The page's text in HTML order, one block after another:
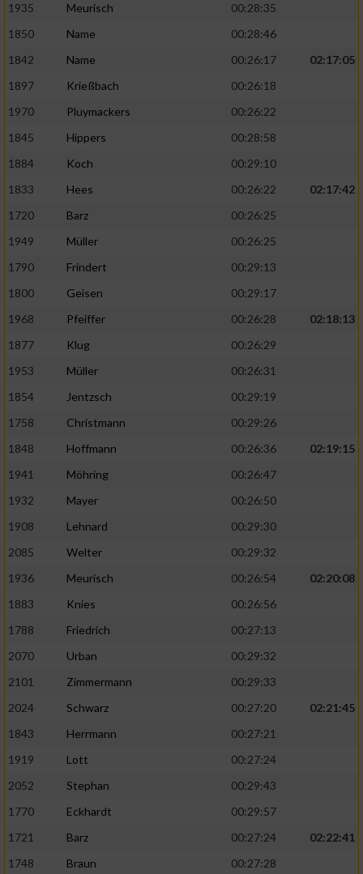
1935
Meurisch
00:28:35
1850
Name
00:28:46
1842
Name 00:26:17
02:17:05
1897
Krießbach
00:26:18
1970
Pluymackers
00:26:22
1845
Hippers
00:28:58
1884
Koch
00:29:10
1833
Hees 00:26:22
02:17:42
1720
Barz
00:26:25
1949
Müller
00:26:25
1790
Frindert
00:29:13
1800
Geisen
00:29:17
1968
Pfeiffer 00:26:28
02:18:13
1877
Klug
00:26:29
1953
Müller
00:26:31
1854
Jentzsch
00:29:19
1758
Christmann
00:29:26
1848
Hoffmann 00:26:36
02:19:15
1941
Möhring
00:26:47
1932
Mayer
00:26:50
1908
Lehnard
00:29:30
2085
Welter
00:29:32
1936
Meurisch 00:26:54
02:20:08
1883
Knies
00:26:56
1788
Friedrich
00:27:13
2070
Urban
00:29:32
2101
Zimmermann
00:29:33
2024
Schwarz 00:27:20
02:21:45
1843
Herrmann
00:27:21
1919
Lott
00:27:24
2052
Stephan
00:29:43
1770
Eckhardt
00:29:57
1721
Barz 00:27:24
02:22:41
1748
Braun
00:27:28